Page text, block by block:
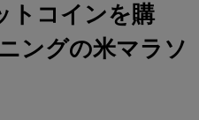
トコインを購
ングの米マラソ